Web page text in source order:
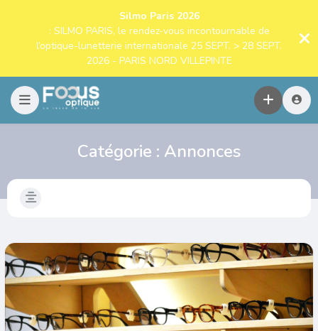
Silmo Paris 2026
: SILMO PARIS, le rendez-vous incontournable de
l’optique-lunetterie internationale 25 SEPT. > 28 SEPT.
2026 - PARIS NORD VILLEPINTE
Catégorie : Annonces